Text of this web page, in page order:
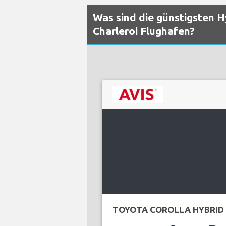
Was sind die günstigsten
Charleroi Flughafen?
TOYOTA COROLLA HYBRID